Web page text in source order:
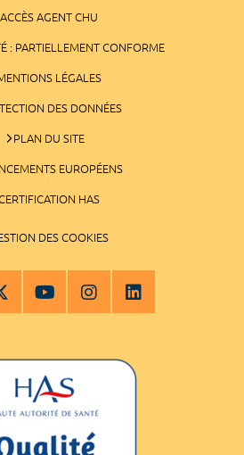
ACCÈS AGENT CHU
: PARTIELLEMENT CONFORME
LÉGALES
DES DONNÉES
PLAN DU SITE
EUROPÉENS
HAS
DES COOKIES